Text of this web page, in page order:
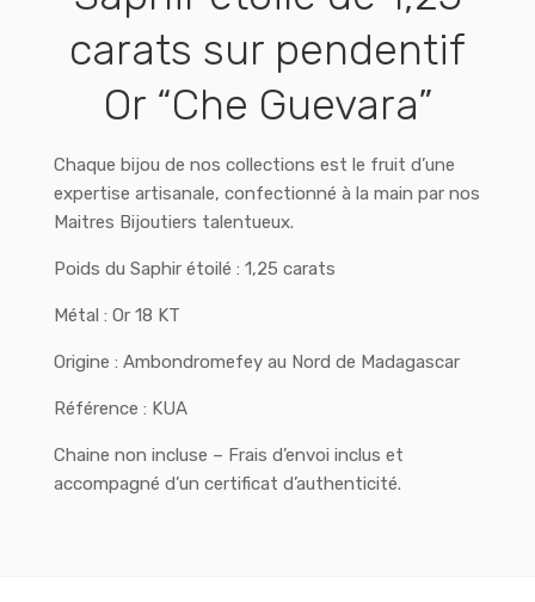
carats sur pendentif
Or “Che Guevara”
Chaque bijou de nos collections est le fruit d’une
expertise artisanale, confectionné à la main par nos
Maitres Bijoutiers talentueux.
Poids du Saphir étoilé : 1,25 carats
Métal : Or 18 KT
Origine : Ambondromefey au Nord de Madagascar
Référence : KUA
Chaine non incluse – Frais d’envoi inclus et
accompagné d’un certificat d’authenticité.